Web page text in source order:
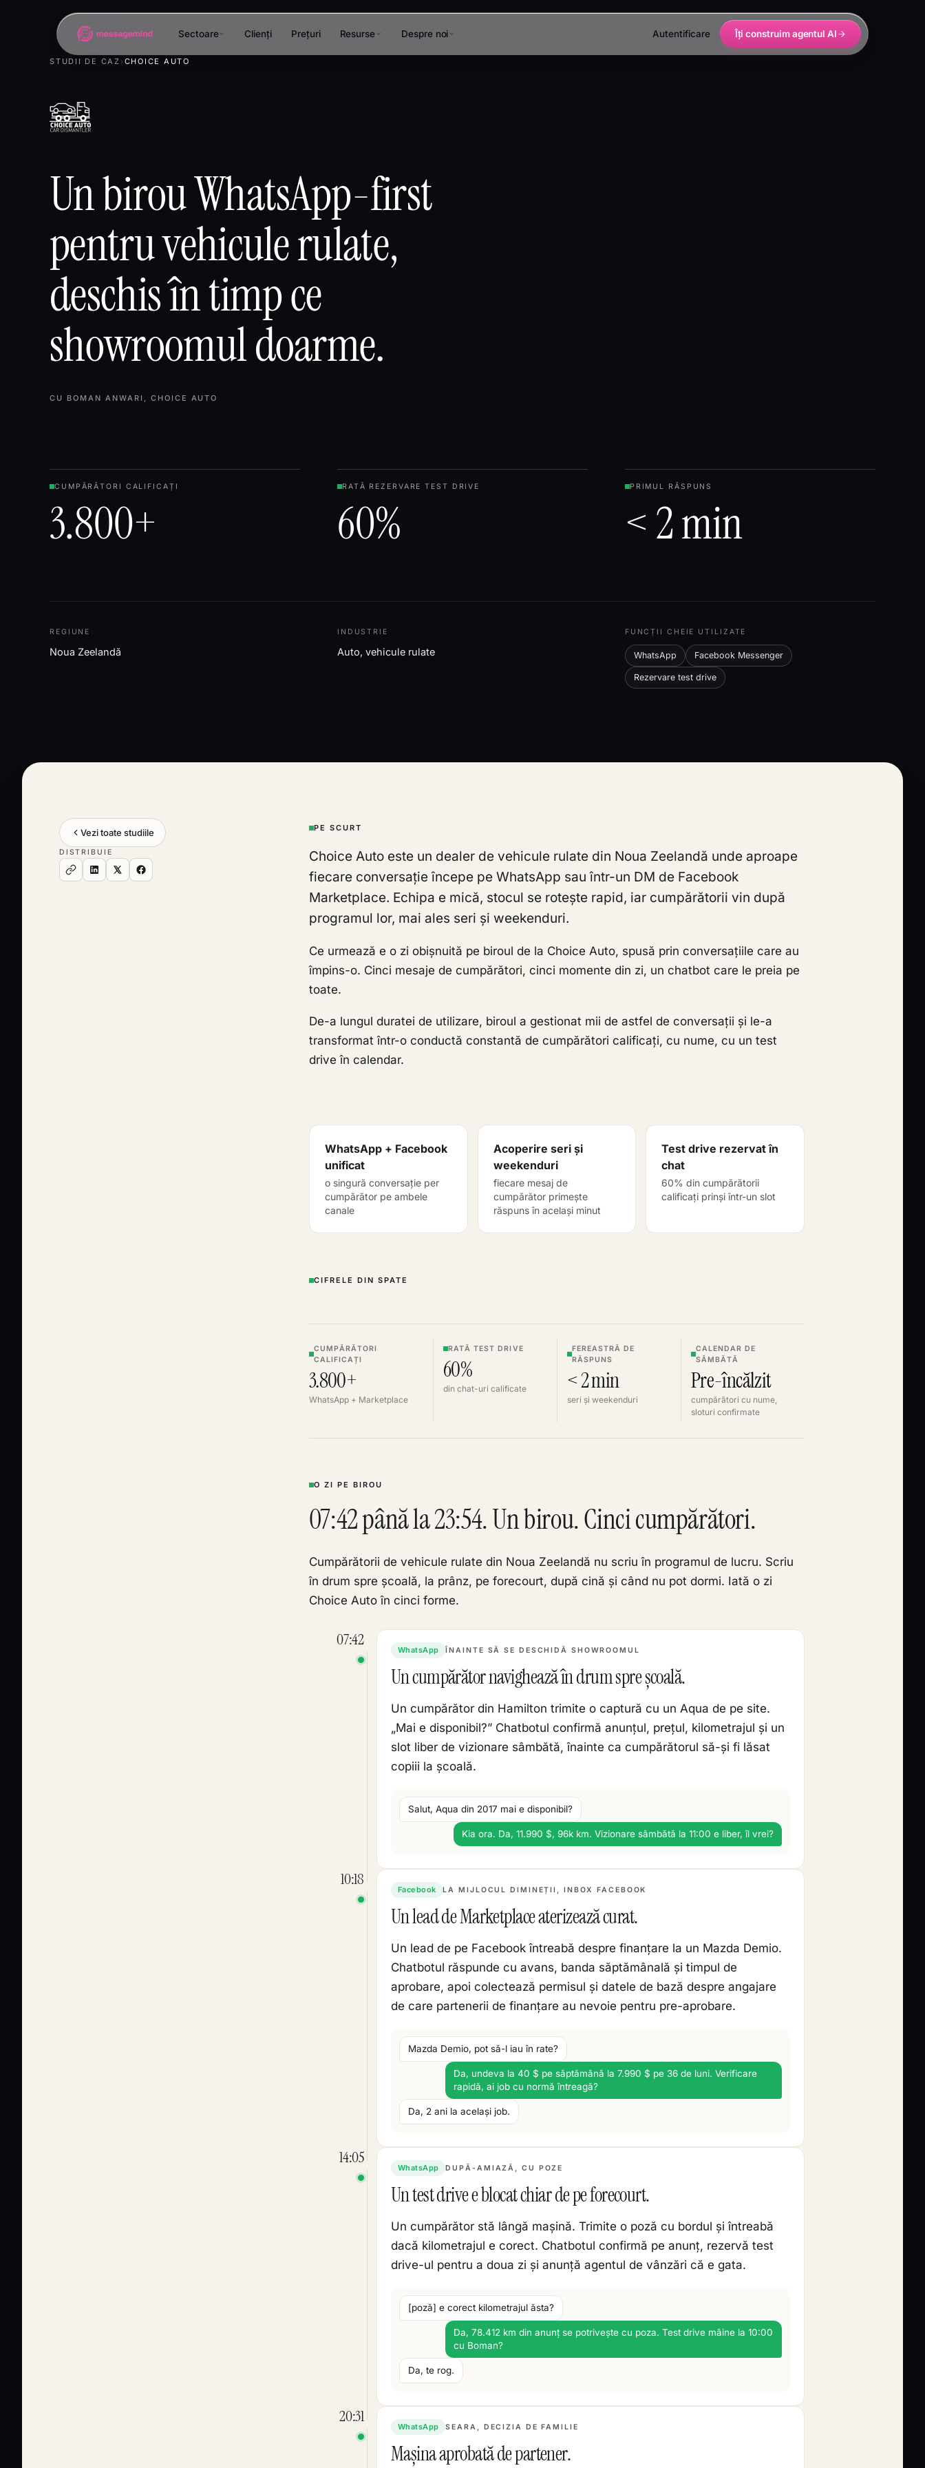
Sectoare Clienți Prețuri Resurse Despre noi Autentificare Îți construim agentul AI
STUDII DE CAZ ›CHOICE AUTO
Un birou WhatsApp-first
pentru vehicule rulate,
deschis în timp ce
showroomul doarme.
CU BOMAN ANWARI, CHOICE AUTO
CUMPĂRĂTORI CALIFICAȚI
3.800+
RATĂ REZERVARE TEST DRIVE
60%
PRIMUL RĂSPUNS
< 2 min
REGIUNE
Noua Zeelandă
INDUSTRIE
Auto, vehicule rulate
FUNCȚII CHEIE UTILIZATE
WhatsApp Facebook Messenger
Rezervare test drive
Vezi toate studiile
DISTRIBUIE
PE SCURT
Choice Auto este un dealer de vehicule rulate din Noua Zeelandă unde aproape
fiecare conversație începe pe WhatsApp sau într-un DM de Facebook
Marketplace. Echipa e mică, stocul se rotește rapid, iar cumpărătorii vin după
programul lor, mai ales seri și weekenduri.
Ce urmează e o zi obișnuită pe biroul de la Choice Auto, spusă prin conversațiile care au
împins-o. Cinci mesaje de cumpărători, cinci momente din zi, un chatbot care le preia pe
toate.
De-a lungul duratei de utilizare, biroul a gestionat mii de astfel de conversații și le-a
transformat într-o conductă constantă de cumpărători calificați, cu nume, cu un test
drive în calendar.
WhatsApp + Facebook
unificat
o singură conversație per
cumpărător pe ambele
canale
Acoperire seri și
weekenduri
fiecare mesaj de
cumpărător primește
răspuns în același minut
Test drive rezervat în
chat
60% din cumpărătorii
calificați prinși într-un slot
CIFRELE DIN SPATE
CUMPĂRĂTORI
CALIFICAȚI
3.800+
WhatsApp + Marketplace
RATĂ TEST DRIVE
60%
din chat-uri calificate
FEREASTRĂ DE
RĂSPUNS
< 2 min
seri și weekenduri
CALENDAR DE
SÂMBĂTĂ
Pre-încălzit
cumpărători cu nume,
sloturi confirmate
O ZI PE BIROU
07:42 până la 23:54. Un birou. Cinci cumpărători.
Cumpărătorii de vehicule rulate din Noua Zeelandă nu scriu în programul de lucru. Scriu
în drum spre școală, la prânz, pe forecourt, după cină și când nu pot dormi. Iată o zi
Choice Auto în cinci forme.
07:42
WhatsApp ÎNAINTE SĂ SE DESCHIDĂ SHOWROOMUL
Un cumpărător navighează în drum spre școală.
Un cumpărător din Hamilton trimite o captură cu un Aqua de pe site.
„Mai e disponibil?” Chatbotul confirmă anunțul, prețul, kilometrajul și un
slot liber de vizionare sâmbătă, înainte ca cumpărătorul să-și fi lăsat
copiii la școală.
Salut, Aqua din 2017 mai e disponibil?
Kia ora. Da, 11.990 $, 96k km. Vizionare sâmbătă la 11:00 e liber, îl vrei?
10:18
Facebook LA MIJLOCUL DIMINEȚII, INBOX FACEBOOK
Un lead de Marketplace aterizează curat.
Un lead de pe Facebook întreabă despre finanțare la un Mazda Demio.
Chatbotul răspunde cu avans, banda săptămânală și timpul de
aprobare, apoi colectează permisul și datele de bază despre angajare
de care partenerii de finanțare au nevoie pentru pre-aprobare.
Mazda Demio, pot să-l iau în rate?
Da, undeva la 40 $ pe săptămână la 7.990 $ pe 36 de luni. Verificare
rapidă, ai job cu normă întreagă?
Da, 2 ani la același job.
14:05
WhatsApp DUPĂ-AMIAZĂ, CU POZE
Un test drive e blocat chiar de pe forecourt.
Un cumpărător stă lângă mașină. Trimite o poză cu bordul și întreabă
dacă kilometrajul e corect. Chatbotul confirmă pe anunț, rezervă test
drive-ul pentru a doua zi și anunță agentul de vânzări că e gata.
[poză] e corect kilometrajul ăsta?
Da, 78.412 km din anunț se potrivește cu poza. Test drive mâine la 10:00
cu Boman?
Da, te rog.
20:31
WhatsApp SEARA, DECIZIA DE FAMILIE
Mașina aprobată de partener.